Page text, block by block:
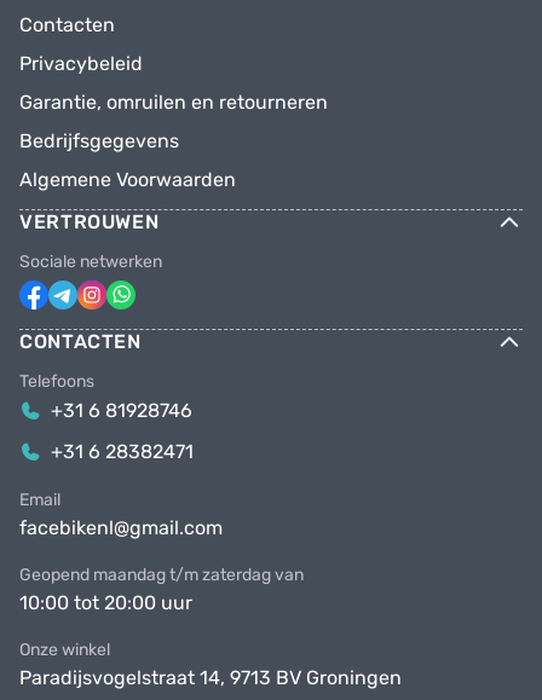
Contacten
Privacybeleid
Garantie, omruilen en retourneren
Bedrijfsgegevens
Algemene Voorwaarden
VERTROUWEN
Sociale netwerken
CONTACTEN
Telefoons
+31 6 81928746
+31 6 28382471
Email
facebikenl@gmail.com
Geopend maandag t/m zaterdag van
10:00 tot 20:00 uur
Onze winkel
Paradijsvogelstraat 14, 9713 BV Groningen